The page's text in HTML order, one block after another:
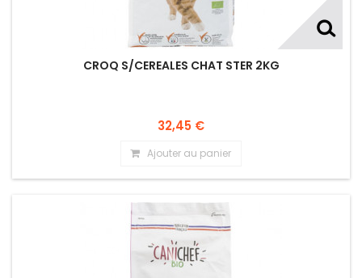
CROQ S/CEREALES CHAT STER 2KG
32,45 €
Ajouter au panier